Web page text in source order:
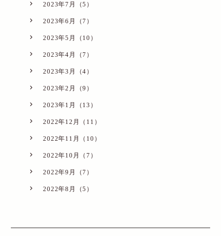
2023年7月（5）
2023年6月（7）
2023年5月（10）
2023年4月（7）
2023年3月（4）
2023年2月（9）
2023年1月（13）
2022年12月（11）
2022年11月（10）
2022年10月（7）
2022年9月（7）
2022年8月（5）